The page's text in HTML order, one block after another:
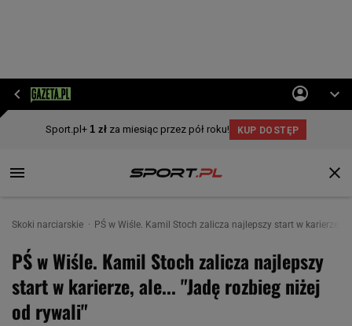
Skoki narciarskie PŚ w Wiśle. Kamil Stoch zalicza najlepszy start w karierze,
PŚ w Wiśle. Kamil Stoch zalicza najlepszy
start w karierze, ale... "Jadę rozbieg niżej
od rywali"